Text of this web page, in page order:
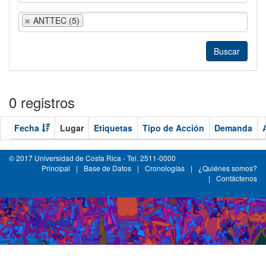
ANTTEC (5)
0 registros
Fecha Lugar Etiquetas Tipo de Acción Demanda
© 2017 Universidad de Costa Rica - Tel. 2511-0000
Principal
| Base de Datos | Cronologías |
¿Quiénes somos?
|
Contáctenos